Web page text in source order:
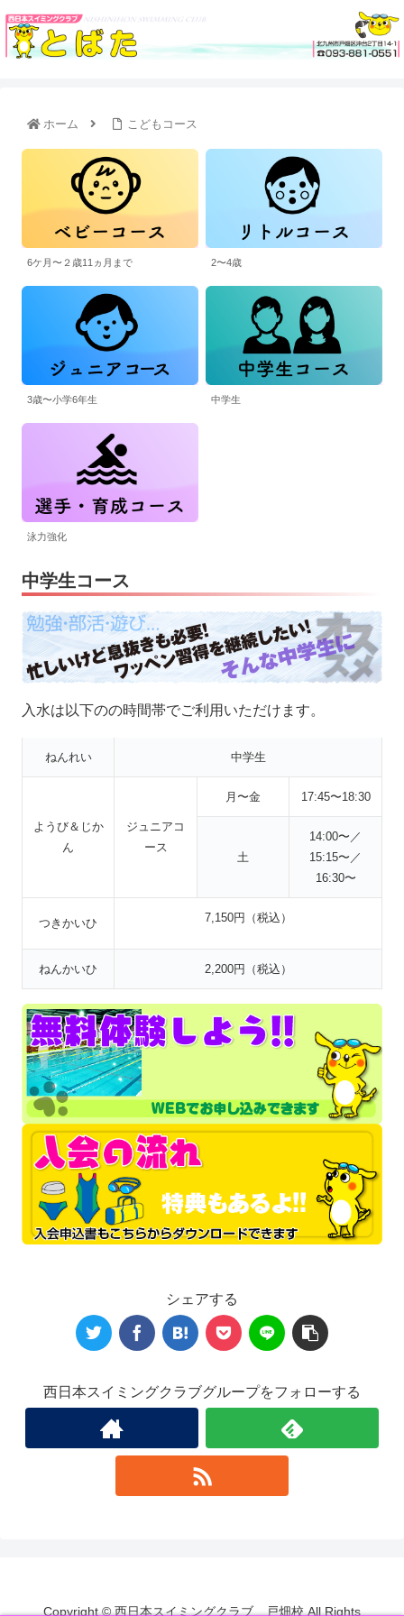
ホーム こどもコース
6ケ月〜２歳11ヵ月まで 2〜4歳
3歳〜小学6年生 中学生
泳力強化
中学生コース
入水は以下のの時間帯でご利用いただけます。
ねんれい 中学生
ようび＆じか
ん
ジュニアコ
ース
月〜金 17:45〜18:30
土
14:00〜／
15:15〜／
16:30〜
つきかいひ 7,150円（税込）
ねんかいひ 2,200円（税込）
シェアする
西日本スイミングクラブグループをフォローする
Copyright © 西日本スイミングクラブ 戸畑校 All Rights